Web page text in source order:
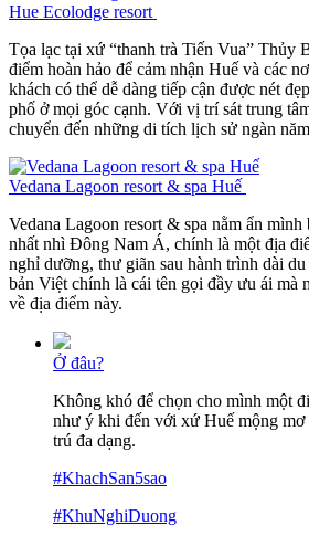
Hue Ecolodge resort
Tọa lạc tại xứ “thanh trà Tiến Vua” Thủy
điểm hoàn hảo để cảm nhận Huế và các
khách có thể dễ dàng tiếp cận được nét
phố ở mọi góc cạnh. Với vị trí sát trung
chuyển đến những di tích lịch sử ngàn
Vedana Lagoon resort & spa Huế
Vedana Lagoon resort & spa nằm ẩn mình
nhất nhì Đông Nam Á, chính là một địa
nghỉ dưỡng, thư giãn sau hành trình dài
bản Việt chính là cái tên gọi đầy ưu ái mà
về địa điểm này.
Ở đâu?
Không khó để chọn cho mình một
như ý khi đến với xứ Huế mộng
trú đa dạng.
#KhachSan5sao
#KhuNghiDuong